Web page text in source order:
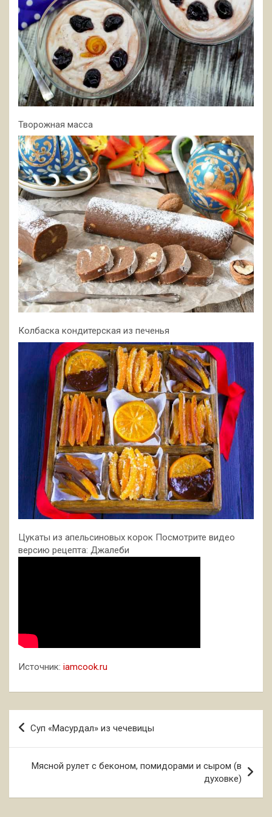
Творожная масса
Колбаска кондитерская из печенья
Цукаты из апельсиновых корок Посмотрите видео
версию рецепта: Джалеби
Источник: iamcook.ru
Навигация
Суп «Масурдал» из чечевицы
Мясной рулет с беконом, помидорами и сыром (в
духовке)